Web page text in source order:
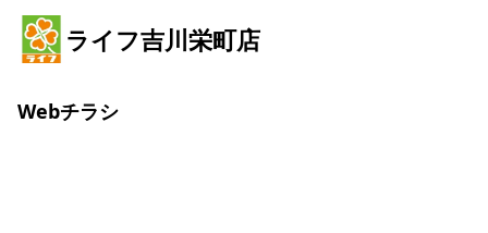
店舗・チラシ情報
ライフ吉川栄町店
Webチラシ